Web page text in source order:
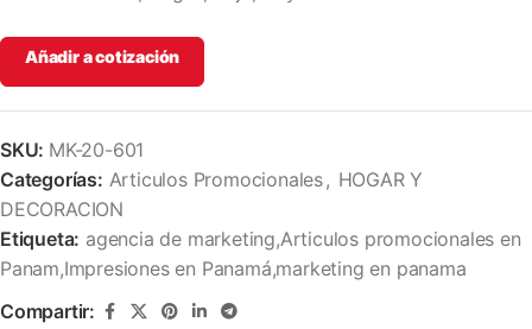
Añadir a cotización
SKU: MK-20-601
Categorías: Articulos Promocionales , HOGAR Y
DECORACION
Etiqueta: agencia de marketing,Articulos promocionales en
Panam,Impresiones en Panamá,marketing en panama
Compartir: